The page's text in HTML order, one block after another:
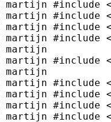
martijn
martijn
martijn
martijn
martijn
martijn
martijn
martijn
martijn
martijn
martijn